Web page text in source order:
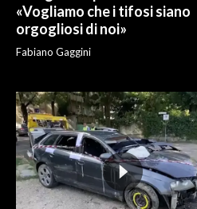
«Vogliamo che i tifosi siano
orgogliosi di noi»
Fabiano Gaggini